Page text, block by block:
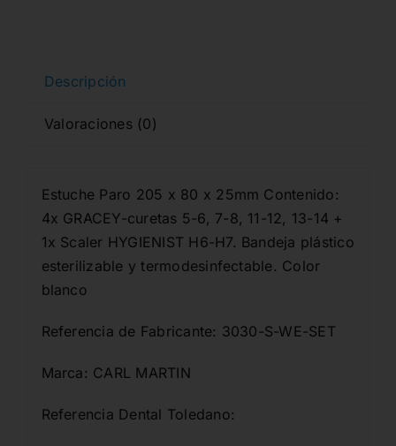
Descripción
Valoraciones (0)
Estuche Paro 205 x 80 x 25mm Contenido:
4x GRACEY-curetas 5-6, 7-8, 11-12, 13-14 +
1x Scaler HYGIENIST H6-H7. Bandeja plástico
esterilizable y termodesinfectable. Color
blanco
Referencia de Fabricante: 3030-S-WE-SET
Marca: CARL MARTIN
Referencia Dental Toledano: